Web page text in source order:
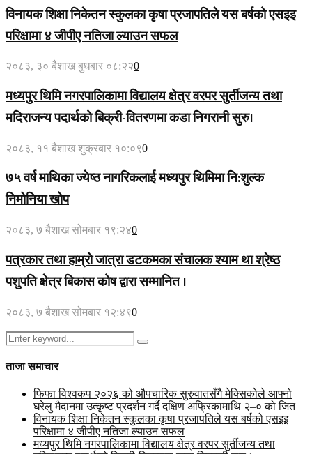
विनायक शिक्षा निकेतन स्कुलका कृषा प्रजापतिले यस बर्षको एसइइ
परिक्षामा ४ जीपीए नतिजा ल्याउन सफल
२०८३, ३० बैशाख बुधबार ०८:२२0
मध्यपुर थिमि नगरपालिकामा विद्यालय क्षेत्र वरपर सुर्तीजन्य तथा
मदिराजन्य पदार्थको बिक्री-वितरणमा कडा निगरानी सुरु।
२०८३, ११ बैशाख शुक्रबार १०:०९0
७५ वर्ष माथिका ज्येष्ठ नागरिकलाई मध्यपुर थिमिमा नि:शुल्क
निमोनिया खोप
२०८३, ७ बैशाख सोमबार १९:२४0
पत्रकार तथा हाम्रो जात्रा डटकमका संचालक श्याम था श्रेष्ठ
पशुपति क्षेत्र बिकास कोष द्वारा सम्मानित ।
२०८३, ७ बैशाख सोमबार १२:४९0
Search
for:
Search
ताजा समाचार
फिफा विश्वकप २०२६ को औपचारिक सुरुवातसँगै मेक्सिकोले आफ्नो
घरेलु मैदानमा उत्कृष्ट प्रदर्शन गर्दै दक्षिण अफ्रिकामाथि २–० को जित
विनायक शिक्षा निकेतन स्कुलका कृषा प्रजापतिले यस बर्षको एसइइ
परिक्षामा ४ जीपीए नतिजा ल्याउन सफल
मध्यपुर थिमि नगरपालिकामा विद्यालय क्षेत्र वरपर सुर्तीजन्य तथा